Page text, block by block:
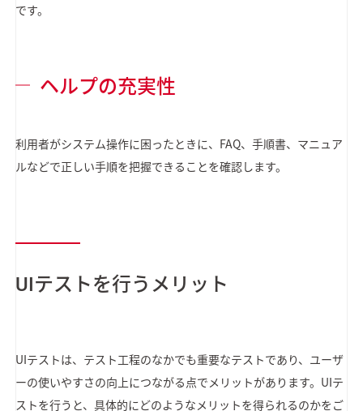
です。
ヘルプの充実性
利用者がシステム操作に困ったときに、FAQ、手順書、マニュア
ルなどで正しい手順を把握できることを確認します。
UIテストを行うメリット
UIテストは、テスト工程のなかでも重要なテストであり、ユーザ
ーの使いやすさの向上につながる点でメリットがあります。UIテ
ストを行うと、具体的にどのようなメリットを得られるのかをご